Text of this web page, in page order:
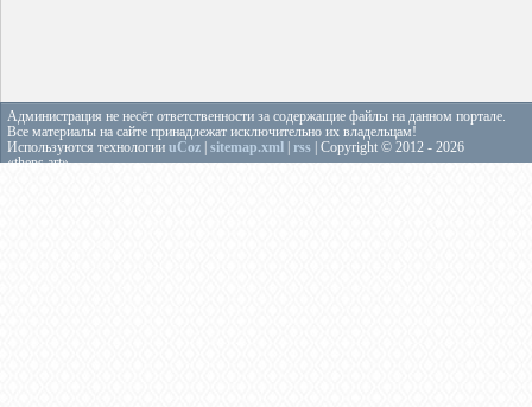
Администрация не несёт ответственности за содержащие файлы на данном портале.
Все материалы на сайте принадлежат исключительно их владельцам!
Используются технологии uCoz sitemap.xml rss | Copyright © 2012 - 2026
«theps.art»